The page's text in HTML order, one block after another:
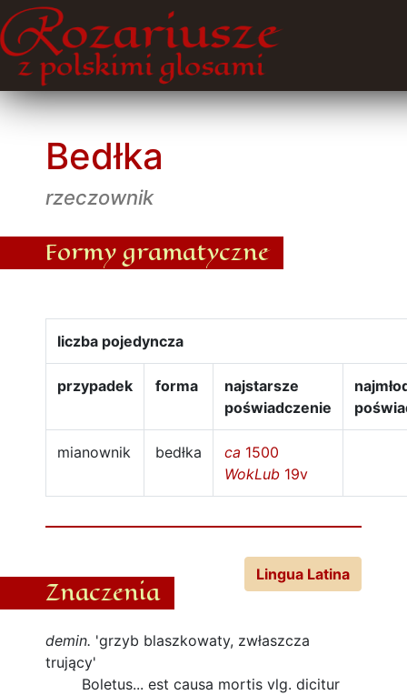
Bedłka
rzeczownik
Formy gramatyczne
liczba pojedyncza
przypadek forma
najstarsze
poświadczenie
mianownik bedłka ca 1500
WokLub 19v
Znaczenia
Lingua Latina
demin. 'grzyb blaszkowaty, zwłaszcza
trujący'
Boletus... est causa mortis vlg. dicitur